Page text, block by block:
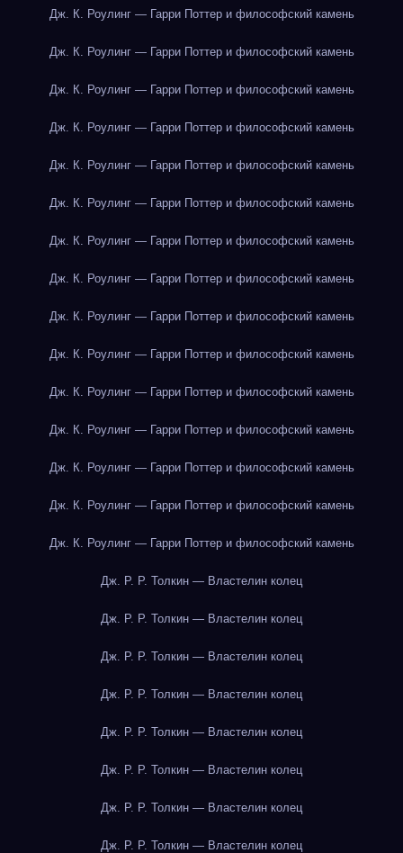
Дж. К. Роулинг — Гарри Поттер и философский камень
Дж. К. Роулинг — Гарри Поттер и философский камень
Дж. К. Роулинг — Гарри Поттер и философский камень
Дж. К. Роулинг — Гарри Поттер и философский камень
Дж. К. Роулинг — Гарри Поттер и философский камень
Дж. К. Роулинг — Гарри Поттер и философский камень
Дж. К. Роулинг — Гарри Поттер и философский камень
Дж. К. Роулинг — Гарри Поттер и философский камень
Дж. К. Роулинг — Гарри Поттер и философский камень
Дж. К. Роулинг — Гарри Поттер и философский камень
Дж. К. Роулинг — Гарри Поттер и философский камень
Дж. К. Роулинг — Гарри Поттер и философский камень
Дж. К. Роулинг — Гарри Поттер и философский камень
Дж. К. Роулинг — Гарри Поттер и философский камень
Дж. К. Роулинг — Гарри Поттер и философский камень
Дж. Р. Р. Толкин — Властелин колец
Дж. Р. Р. Толкин — Властелин колец
Дж. Р. Р. Толкин — Властелин колец
Дж. Р. Р. Толкин — Властелин колец
Дж. Р. Р. Толкин — Властелин колец
Дж. Р. Р. Толкин — Властелин колец
Дж. Р. Р. Толкин — Властелин колец
Дж. Р. Р. Толкин — Властелин колец